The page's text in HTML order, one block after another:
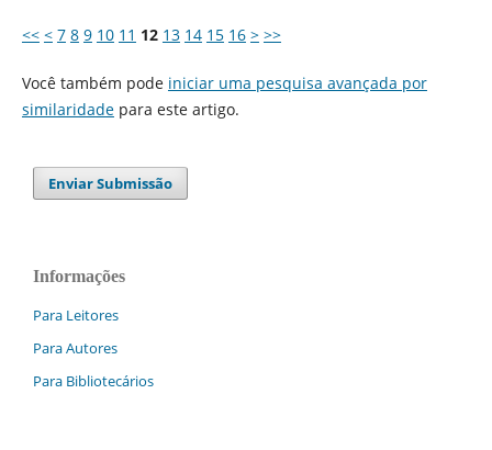
<< < 7 8 9 10 11 12 13 14 15 16 > >>
Você também pode iniciar uma pesquisa avançada por
similaridadepara este artigo.
Enviar Submissão
Informações
Para Leitores
Para Autores
Para Bibliotecários